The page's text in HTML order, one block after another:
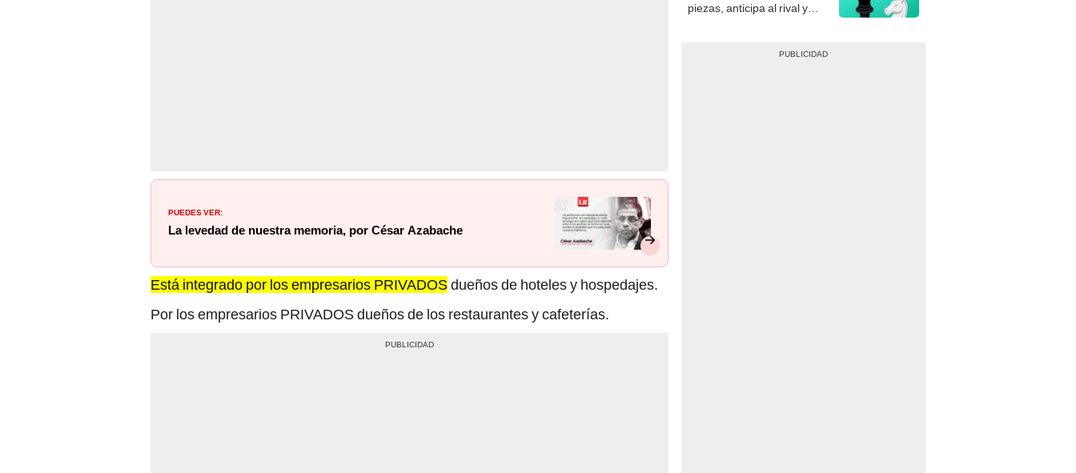
PUEDES VER:
La levedad de nuestra memoria, por César Azabache
Está integrado por los empresarios PRIVADOSdueños de hoteles y hospedajes.
Por los empresarios PRIVADOS dueños de los restaurantes y cafeterías.
piezas, anticipa al rival y